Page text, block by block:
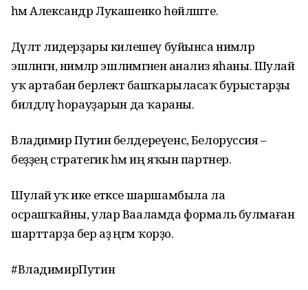
һәм Александр Лукашенко һөйләште.
Дәүләт лидерҙары килешеү буйынса нимәләр
эшләнгән, нимәләр эшләнмәгәненә анализ яһаны. Шулай
уҡ артабан берлектә башҡарыласаҡ бурыстарҙы
билдәләү һорауҙарын да ҡараны.
Владимир Путин белдереүенсә, Белоруссия –
беҙҙең стратегик һәм иң яҡын партнер.
Шулай уҡ ике етәксе шаршамбыла ла
осрашҡайны, улар Вааламда формаль булмаған
шарттарҙа бер аҙ әңгәмә ҡорҙо.
#ВладимирПутин